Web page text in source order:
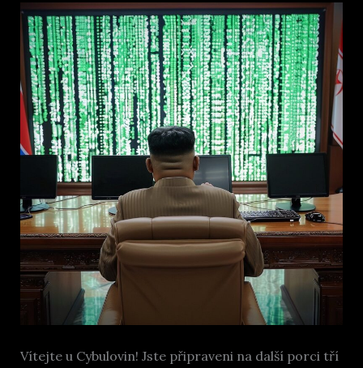
Vítejte u Cybulovin! Jste připraveni na další porci tří